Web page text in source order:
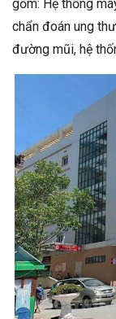
gồm: Hệ thống
chẩn đoán ung
đường mũi, hệ